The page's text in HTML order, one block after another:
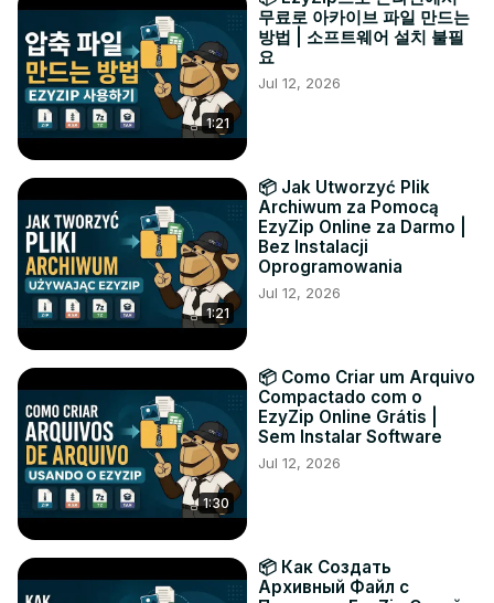
1:21
무료로 아카이브 파일 만드는
방법 | 소프트웨어 설치 불필
요
Jul 12, 2026
1:21
📦 Jak Utworzyć Plik
Archiwum za Pomocą
EzyZip Online za Darmo |
Bez Instalacji
Oprogramowania
Jul 12, 2026
1:30
📦 Como Criar um Arquivo
Compactado com o
EzyZip Online Grátis |
Sem Instalar Software
Jul 12, 2026
📦 Как Создать
Архивный Файл с